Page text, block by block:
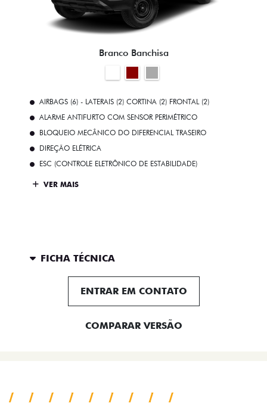
Branco Banchisa
AIRBAGS (6) - LATERAIS (2) CORTINA (2) FRONTAL (2)
ALARME ANTIFURTO COM SENSOR PERIMÉTRICO
BLOQUEIO MECÂNICO DO DIFERENCIAL TRASEIRO
DIREÇÃO ELÉTRICA
ESC (CONTROLE ELETRÔNICO DE ESTABILIDADE)
VER MAIS
FICHA TÉCNICA
ENTRAR EM CONTATO
COMPARAR VERSÃO